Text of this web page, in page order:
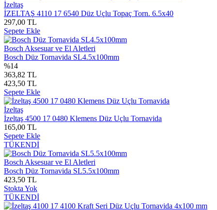
İzeltaş
İZELTAŞ 4110 17 6540 Düz Uçlu Topaç Torn. 6.5x40
297,00 TL
Sepete Ekle
Bosch Aksesuar ve El Aletleri
Bosch Düz Tornavida SL4.5x100mm
%14
363,82 TL
423,50 TL
Sepete Ekle
İzeltaş
İzeltaş 4500 17 0480 Klemens Düz Uçlu Tornavida
165,00 TL
Sepete Ekle
TÜKENDİ
Bosch Aksesuar ve El Aletleri
Bosch Düz Tornavida SL5.5x100mm
423,50 TL
Stokta Yok
TÜKENDİ